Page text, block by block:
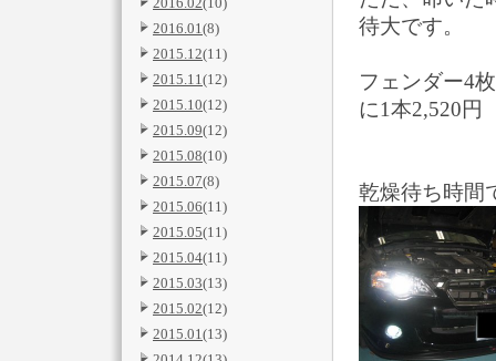
2016.01(8)
2015.12(11)
2015.11(12)
2015.10(12)
2015.09(12)
2015.08(10)
2015.07(8)
2015.06(11)
2015.05(11)
2015.04(11)
2015.03(13)
2015.02(12)
2015.01(13)
待大です。
フェンダー4
に1本2,520円
乾燥待ち時間